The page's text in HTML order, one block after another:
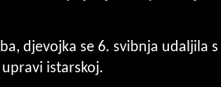
djevojka se 6. svibnja udaljila s
istarskoj.